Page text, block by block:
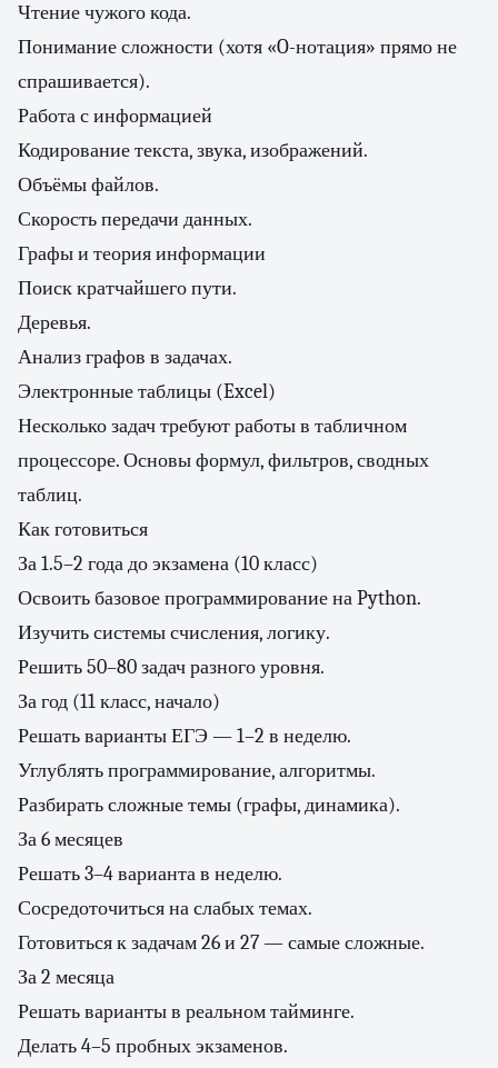
Чтение чужого кода.
Понимание сложности (хотя «O-нотация» прямо не
спрашивается).
Работа с информацией
Кодирование текста, звука, изображений.
Объёмы файлов.
Скорость передачи данных.
Графы и теория информации
Поиск кратчайшего пути.
Деревья.
Анализ графов в задачах.
Электронные таблицы (Excel)
Несколько задач требуют работы в табличном
процессоре. Основы формул, фильтров, сводных
таблиц.
Как готовиться
За 1.5–2 года до экзамена (10 класс)
Освоить базовое программирование на Python.
Изучить системы счисления, логику.
Решить 50–80 задач разного уровня.
За год (11 класс, начало)
Решать варианты ЕГЭ — 1–2 в неделю.
Углублять программирование, алгоритмы.
Разбирать сложные темы (графы, динамика).
За 6 месяцев
Решать 3–4 варианта в неделю.
Сосредоточиться на слабых темах.
Готовиться к задачам 26 и 27 — самые сложные.
За 2 месяца
Решать варианты в реальном тайминге.
Делать 4–5 пробных экзаменов.